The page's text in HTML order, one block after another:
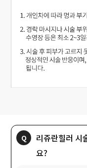
리쥬란힐러 시
요?